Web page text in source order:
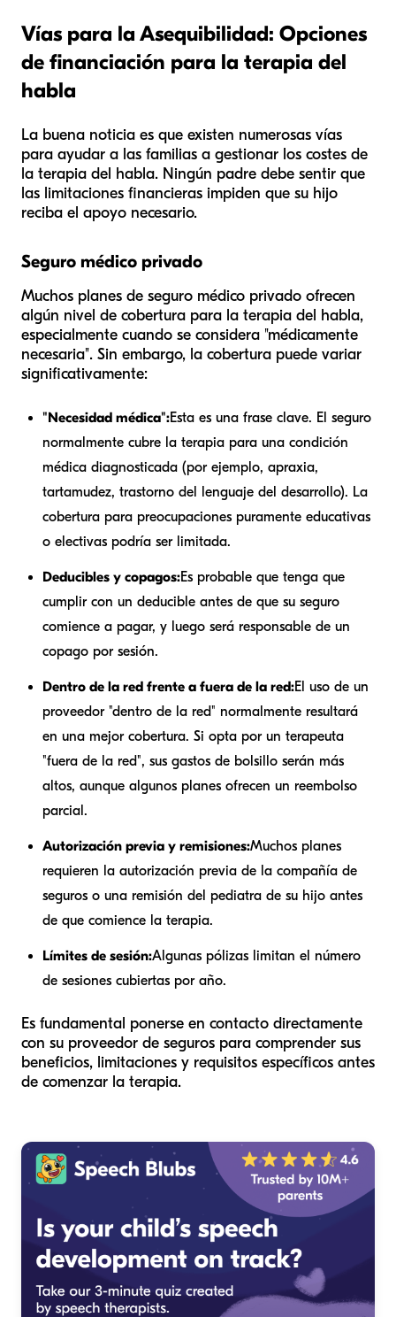
Vías para la Asequibilidad: Opciones
de financiación para la terapia del
habla
La buena noticia es que existen numerosas vías
para ayudar a las familias a gestionar los costes de
la terapia del habla. Ningún padre debe sentir que
las limitaciones financieras impiden que su hijo
reciba el apoyo necesario.
Seguro médico privado
Muchos planes de seguro médico privado ofrecen
algún nivel de cobertura para la terapia del habla,
especialmente cuando se considera "médicamente
necesaria". Sin embargo, la cobertura puede variar
significativamente:
"Necesidad médica":Esta es una frase clave. El seguro
normalmente cubre la terapia para una condición
médica diagnosticada (por ejemplo, apraxia,
tartamudez, trastorno del lenguaje del desarrollo). La
cobertura para preocupaciones puramente educativas
o electivas podría ser limitada.
Deducibles y copagos:Es probable que tenga que
cumplir con un deducible antes de que su seguro
comience a pagar, y luego será responsable de un
copago por sesión.
Dentro de la red frente a fuera de la red:El uso de un
proveedor "dentro de la red" normalmente resultará
en una mejor cobertura. Si opta por un terapeuta
"fuera de la red", sus gastos de bolsillo serán más
altos, aunque algunos planes ofrecen un reembolso
parcial.
Autorización previa y remisiones:Muchos planes
requieren la autorización previa de la compañía de
seguros o una remisión del pediatra de su hijo antes
de que comience la terapia.
Límites de sesión:Algunas pólizas limitan el número
de sesiones cubiertas por año.
Es fundamental ponerse en contacto directamente
con su proveedor de seguros para comprender sus
beneficios, limitaciones y requisitos específicos antes
de comenzar la terapia.